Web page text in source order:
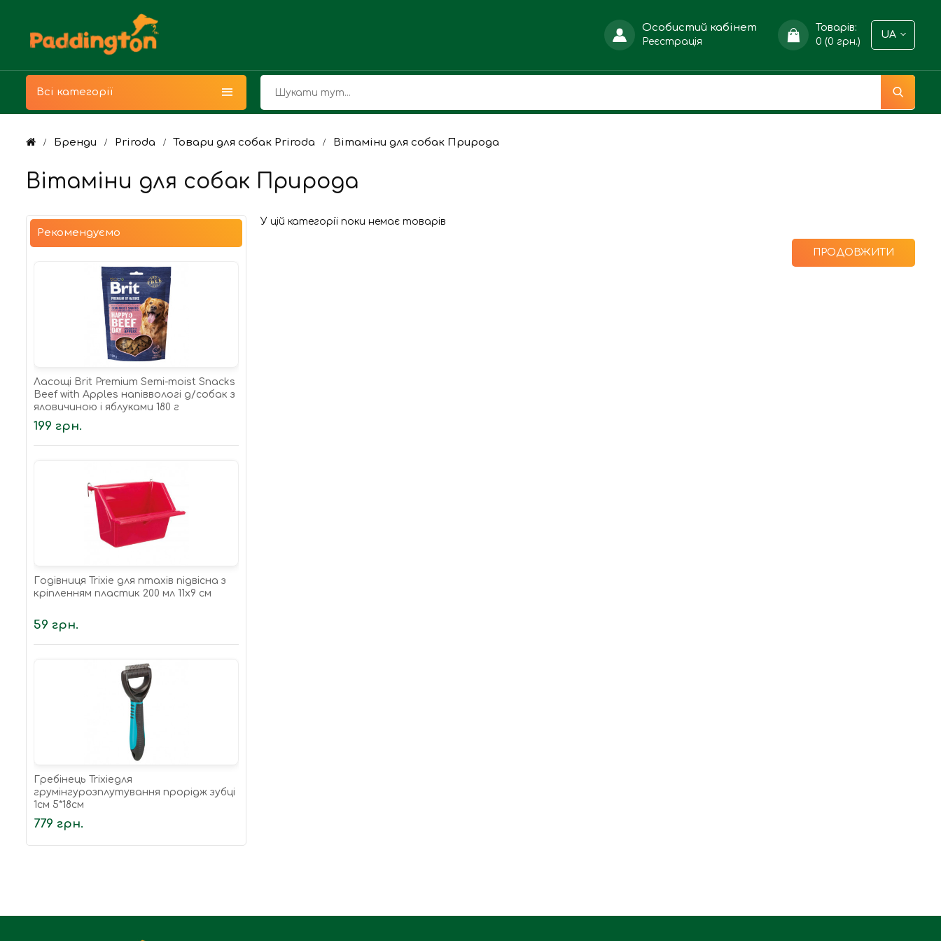
Особистий кабінет
Реєстрація
Товарів:
0 (0 грн.)
UA
Всі категорії
Бренди Priroda Товари для собак Priroda Вітаміни для собак Природа
Вітаміни для собак Природа
Рекомендуємо
Ласощі Brit Premium Semi-moist Snacks
Beef with Apples напіввологі д/cобак з
яловичиною і яблуками 180 г
199 грн.
Годівниця Trixie для птахів підвісна з
кріпленням пластик 200 мл 11х9 см
59 грн.
Гребінець Trixieдля
грумінгурозплутування прорідж зубці
1см 5*18см
779 грн.
У цій категорії поки немає товарів
ПРОДОВЖИТИ